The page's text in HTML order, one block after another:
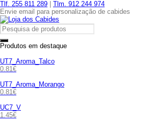
Tlf. 255 811 289
Tlm. 912 244 974
Envie email para personalização de cabides
Produtos em destaque
UT7_Aroma_Talco
0.81€
UT7_Aroma_Morango
0.81€
UC7_V
1.45€